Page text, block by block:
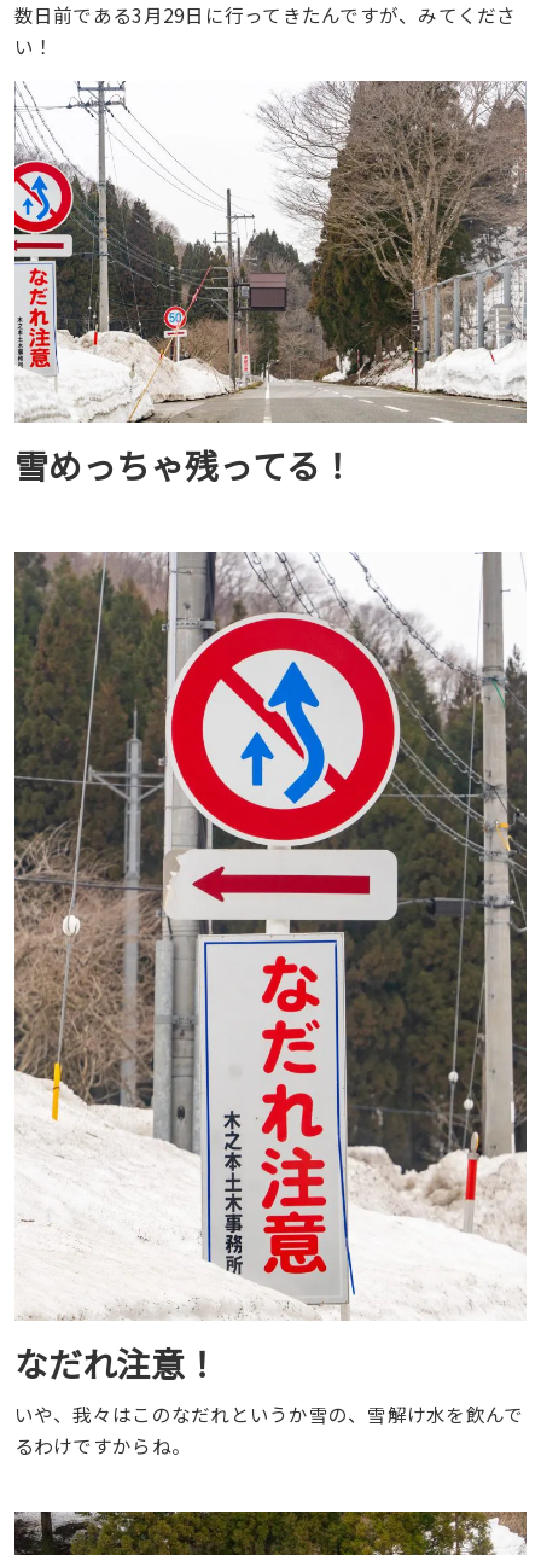
数日前である3月29日に行ってきたんですが、みてくださ
い！
雪めっちゃ残ってる！
なだれ注意！
いや、我々はこのなだれというか雪の、雪解け水を飲んで
るわけですからね。